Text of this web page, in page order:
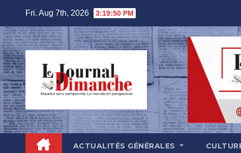
content
Fri. Aug 7th, 2026 3:19:51 PM
ACTUALITÉS GÉNÉRALES